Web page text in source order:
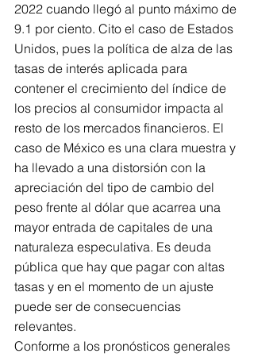
2022 cuando llegó al punto máximo de
9.1 por ciento. Cito el caso de Estados
Unidos, pues la política de alza de las
tasas de interés aplicada para
contener el crecimiento del índice de
los precios al consumidor impacta al
resto de los mercados financieros. El
caso de México es una clara muestra y
ha llevado a una distorsión con la
apreciación del tipo de cambio del
peso frente al dólar que acarrea una
mayor entrada de capitales de una
naturaleza especulativa. Es deuda
pública que hay que pagar con altas
tasas y en el momento de un ajuste
puede ser de consecuencias
relevantes.
Conforme a los pronósticos generales